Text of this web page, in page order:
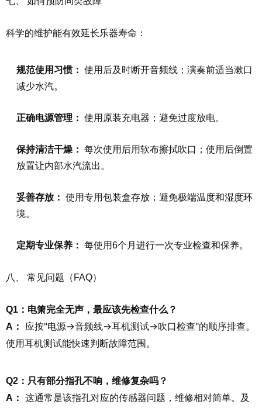
科学的维护能有效延长乐器寿命：
规范使用习惯： 使用后及时断开音频线；演奏前适当漱口
减少水汽。
正确电源管理： 使用原装充电器；避免过度放电。
保持清洁干燥： 每次使用后用软布擦拭吹口；使用后倒置
放置让内部水汽流出。
妥善存放： 使用专用包装盒存放；避免极端温度和湿度环
境。
定期专业保养： 每使用6个月进行一次专业检查和保养。
八、 常见问题（FAQ）
Q1：电箫完全无声，最应该先检查什么？
A：
应按"电源→音频线→耳机测试→吹口检查"的顺序排查。
使用耳机测试能快速判断故障范围。
Q2：只有部分指孔不响，维修复杂吗？
A：
这通常是该指孔对应的传感器问题，维修相对简单。及